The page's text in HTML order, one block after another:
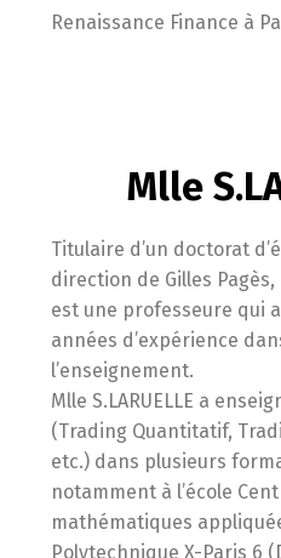
Renaissance Finance à
Mlle
Titulaire d’un doctorat
direction de Gilles Pagès,
est une professeure qui
années d’expérience
l’enseignement.
Mlle S.LARUELLE a
(Trading Quantitatif,
etc.) dans plusieurs
notamment à l’école
mathématiques
Polytechnique X-Paris 6